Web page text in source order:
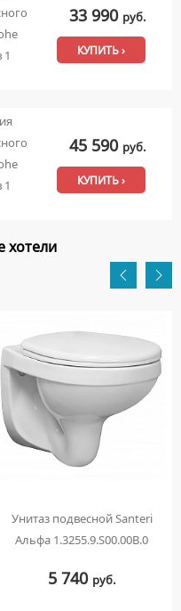
1
33 990 руб.
КУПИТЬ ›
1
45 590 руб.
КУПИТЬ ›
хотели
Унитаз подвесной Santeri
Альфа 1.3255.9.S00.00B.0
5 740 руб.